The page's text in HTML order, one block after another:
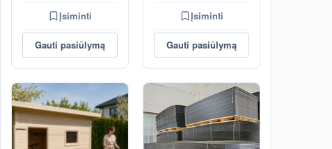
Įsiminti
Gauti pasiūlymą
Įsiminti
Gauti pasiūlymą